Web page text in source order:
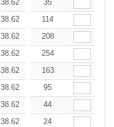
38.62 37.37
35
38.62 37.37
114
38.62 37.37
208
38.62 37.37
254
38.62 37.37
163
38.62 37.37
95
38.62 37.37
44
38.62 37.37
24